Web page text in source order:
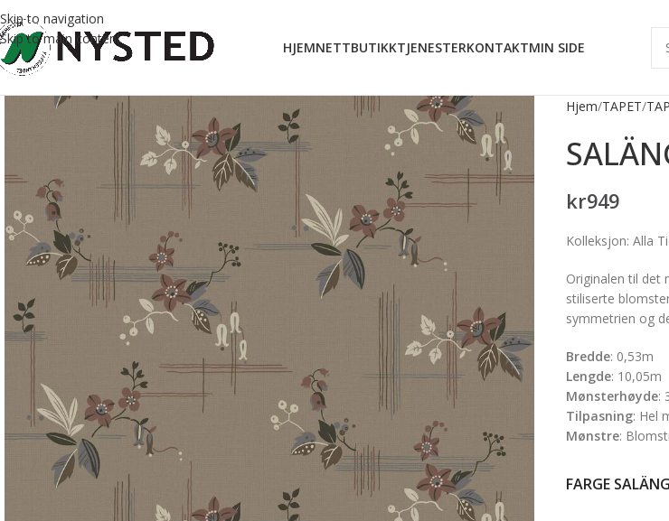
Skip to navigation
Skip to main content
HJEMNETTBUTIKKTJENESTERKONTAKTMIN SIDE
Hjem TAPET
kr949
Kolleksjon: Alla
Originalen til det
stiliserte
symmetrien og
Bredde: 0,53m
Lengde: 10,05m
Mønsterhøyde:
Tilpasning: Hel
Mønstre:
FARGE